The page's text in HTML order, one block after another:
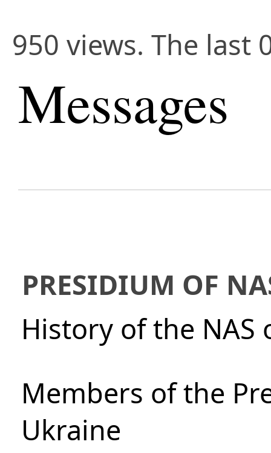
950 views. The last
Messages
PRESIDIUM OF
History of the NAS
Members of the
Ukraine